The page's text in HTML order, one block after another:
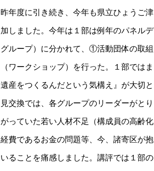
昨年度に引き続き、今年も県立ひょうご
加しました。今年は１部は例年のパネル
グループ）に分かれて、①活動団体の取
（ワークショップ）を行った。１部では
遺産をつくるんだという気構え』が大切
見交換では、各グループのリーダーがと
がっていた若い人材不足（構成員の高齢
経費であるお金の問題等、今、諸寄区が
いることを痛感しました。講評では１部